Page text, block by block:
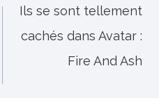
Ils se sont tellement
cachés dans Avatar :
Fire And Ash